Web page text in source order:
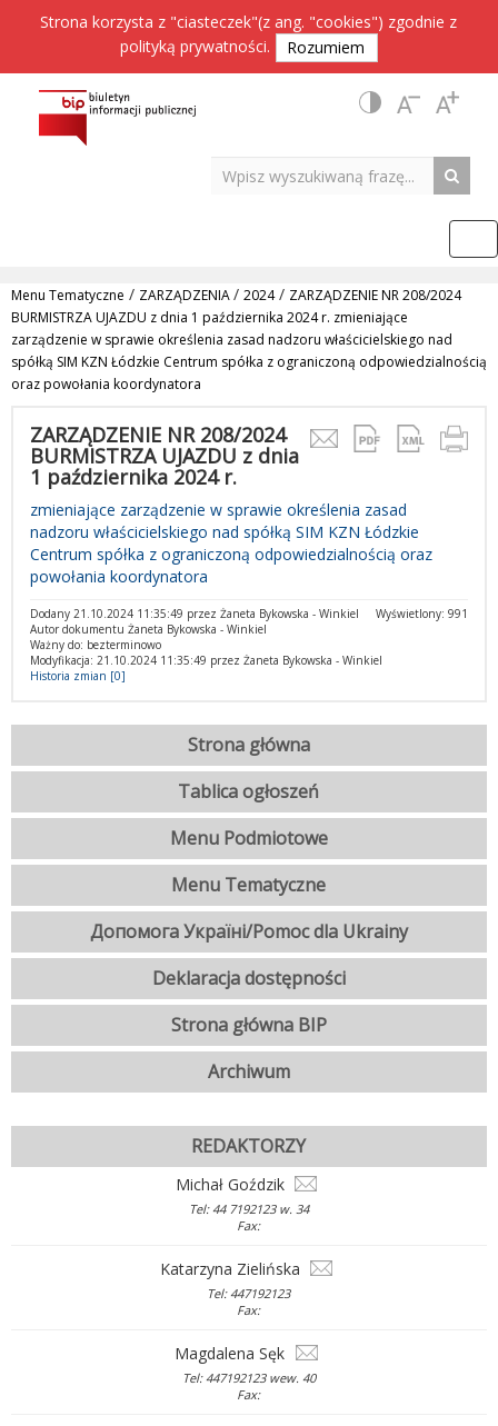
Strona korzysta z "ciasteczek"(z ang. "cookies") zgodnie z
polityką prywatności. Rozumiem
Menu Tematyczne / ZARZĄDZENIA/ 2024/ ZARZĄDZENIE NR 208/2024
BURMISTRZA UJAZDU z dnia 1 października 2024 r. zmieniające
zarządzenie w sprawie określenia zasad nadzoru właścicielskiego nad
spółką SIM KZN Łódzkie Centrum spółka z ograniczoną odpowiedzialnością
oraz powołania koordynatora
ZARZĄDZENIE NR 208/2024
BURMISTRZA UJAZDU z dnia
1 października 2024 r.
zmieniające zarządzenie w sprawie określenia zasad
nadzoru właścicielskiego nad spółką SIM KZN Łódzkie
Centrum spółka z ograniczoną odpowiedzialnością oraz
powołania koordynatora
Wyświetlony: 991
Dodany 21.10.2024 11:35:49 przez Żaneta Bykowska - Winkiel
Autor dokumentu Żaneta Bykowska - Winkiel
Ważny do: bezterminowo
Modyfikacja: 21.10.2024 11:35:49 przez Żaneta Bykowska - Winkiel
Historia zmian [0]
Strona główna
Tablica ogłoszeń
Menu Podmiotowe
Menu Tematyczne
Допомога Україні/Pomoc dla Ukrainy
Deklaracja dostępności
Strona główna BIP
Archiwum
REDAKTORZY
Michał Goździk
Tel: 44 7192123 w. 34
Fax:
Katarzyna Zielińska
Tel: 447192123
Fax:
Magdalena Sęk
Tel: 447192123 wew. 40
Fax: